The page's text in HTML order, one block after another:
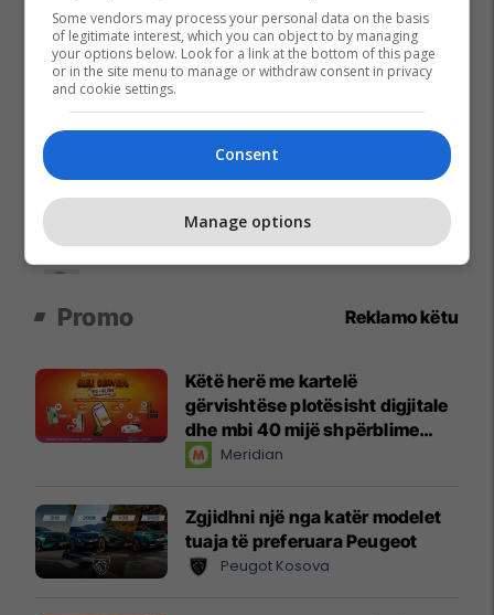
Promo Reklamo këtu
Këtë herë me kartelë
gërvishtëse plotësisht digjitale
dhe mbi 40 mijë shpërblime
instant!Meridian
Zgjidhni një nga katër modelet
tuaja të preferuara Peugeot
Peugot Kosova
Some vendors may process your personal data on the basis
of legitimate interest, which you can object to by managing
your options below. Look for a link at the bottom of this page
or in the site menu to manage or withdraw consent in privacy
and cookie settings.
Consent
Manage options